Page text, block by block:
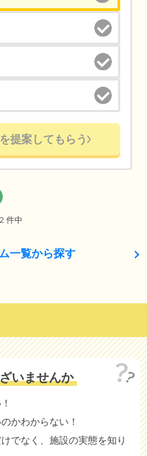
提案してもらう
件中
一覧から探す
いませんか
かわからない！
でなく、施設の実態を知り